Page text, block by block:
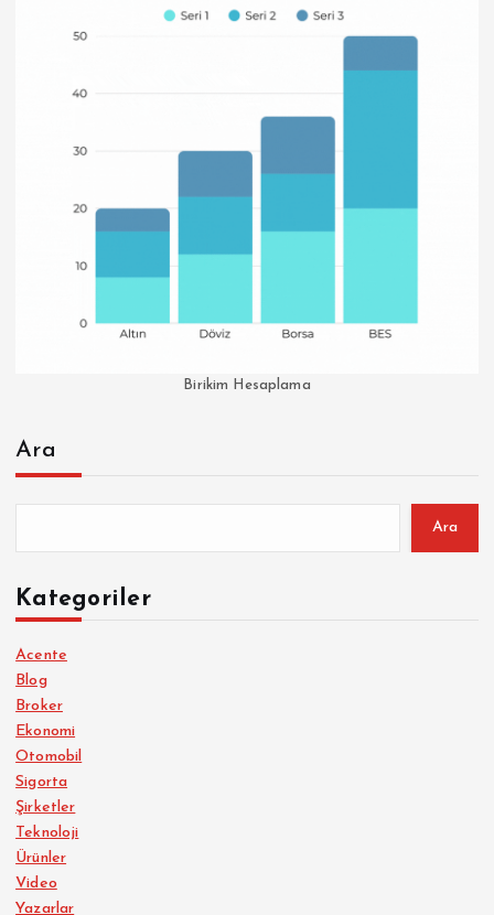
Birikim Hesaplama
Ara
Ara
Kategoriler
Acente
Blog
Broker
Ekonomi
Otomobil
Sigorta
Şirketler
Teknoloji
Ürünler
Video
Yazarlar